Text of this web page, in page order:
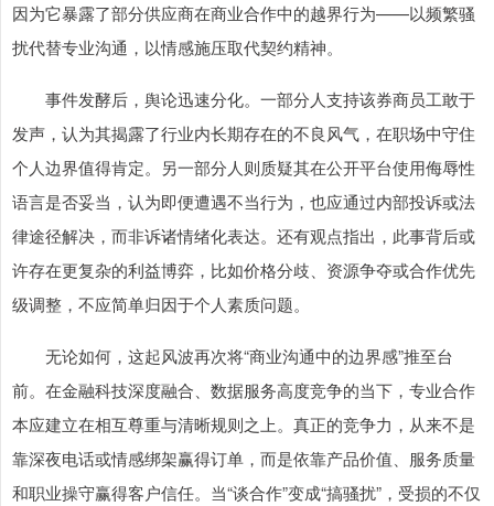
因为它暴露了部分供应商在商业合作中的越界行为——以频繁骚
扰代替专业沟通，以情感施压取代契约精神。
事件发酵后，舆论迅速分化。一部分人支持该券商员工敢于
发声，认为其揭露了行业内长期存在的不良风气，在职场中守住
个人边界值得肯定。另一部分人则质疑其在公开平台使用侮辱性
语言是否妥当，认为即便遭遇不当行为，也应通过内部投诉或法
律途径解决，而非诉诸情绪化表达。还有观点指出，此事背后或
许存在更复杂的利益博弈，比如价格分歧、资源争夺或合作优先
级调整，不应简单归因于个人素质问题。
无论如何，这起风波再次将“商业沟通中的边界感”推至台
前。在金融科技深度融合、数据服务高度竞争的当下，专业合作
本应建立在相互尊重与清晰规则之上。真正的竞争力，从来不是
靠深夜电话或情感绑架赢得订单，而是依靠产品价值、服务质量
和职业操守赢得客户信任。当“谈合作”变成“搞骚扰”，受损的不仅